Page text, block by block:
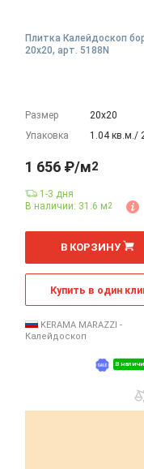
Плитка Калейдоскоп
20x20, арт. 5188N
Размер
20х20
Упаковка
1.04 кв.м./
В
1 656 ₽/м2
1-3 дня
В наличии: 31.6 м2
м
В КОРЗИНУ
Купить в один
KERAMA MARAZZI -
Калейдоскоп